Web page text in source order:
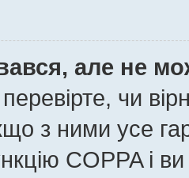
але не
чи
з ними усе
COPPA і